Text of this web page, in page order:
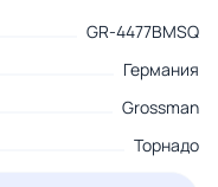
GR-4477BMSQ
Германия
Grossman
Торнадо